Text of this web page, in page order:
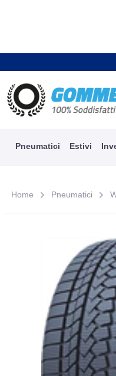
Pneumatici Estivi
Home Pneumatici